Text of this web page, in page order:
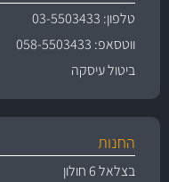
טלפון: 03-5503433
ווטסאפ: 058-5503433
ביטול עיסקה
החנות
בצלאל 6 חולון